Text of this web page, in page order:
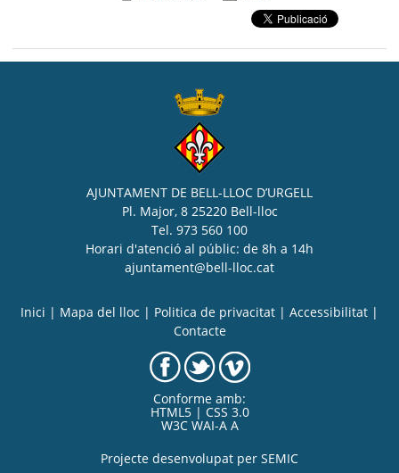
AJUNTAMENT DE BELL-LLOC D’URGELL
Pl. Major, 8 25220 Bell-lloc
Tel. 973 560 100
Horari d'atenció al públic: de 8h a 14h
ajuntament@bell-lloc.cat
Inici Mapa del lloc Politica de privacitat Accessibilitat
Contacte
Conforme amb:
HTML5 | CSS 3.0
W3C WAI-A A
Projecte desenvolupat per SEMIC